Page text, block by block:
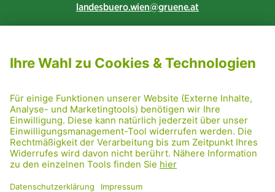
landesbuero.wien
gruene.at
PRESSE
GRÜNE RADRETTUNG
FRIDAY NIGHTSKATING
NETIQUETTE
DATENSCHUTZ